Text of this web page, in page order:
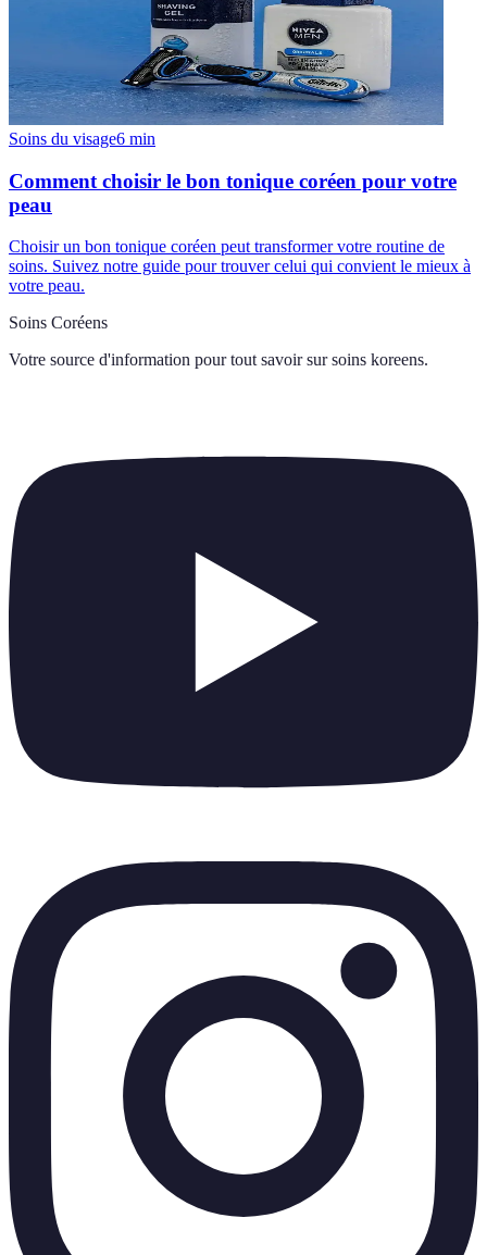
Soins du visage6 min
Comment choisir le bon tonique coréen pour votre
peau
Choisir un bon tonique coréen peut transformer votre routine de
soins. Suivez notre guide pour trouver celui qui convient le mieux à
votre peau.
Soins Coréens
Votre source d'information pour tout savoir sur soins koreens.